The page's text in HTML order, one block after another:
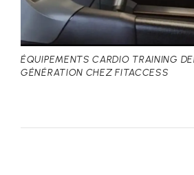
ÉQUIPEMENTS CARDIO TRAINING
GÉNÉRATION CHEZ FITACCESS